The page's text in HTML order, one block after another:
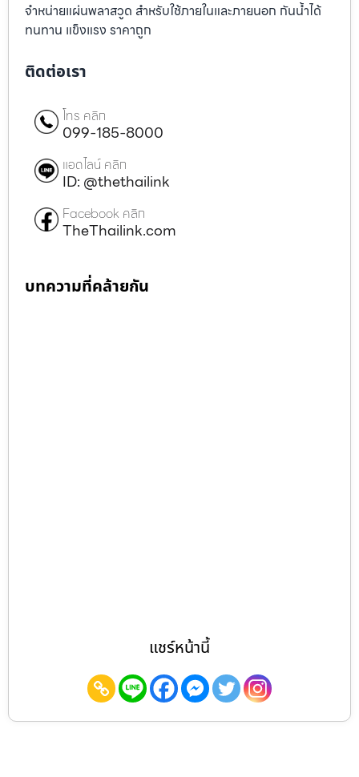
จำหน่ายแผ่นพลาสวูด สำหรับใช้ภายในและภายนอก กันน้ำได้
ทนทาน แข็งแรง ราคาถูก
ติดต่อเรา
โทร คลิก
099-185-8000
แอดไลน์ คลิก
ID: @thethailink
Facebook คลิก
TheThailink.com
บทความที่คล้ายกัน
แชร์หน้านี้